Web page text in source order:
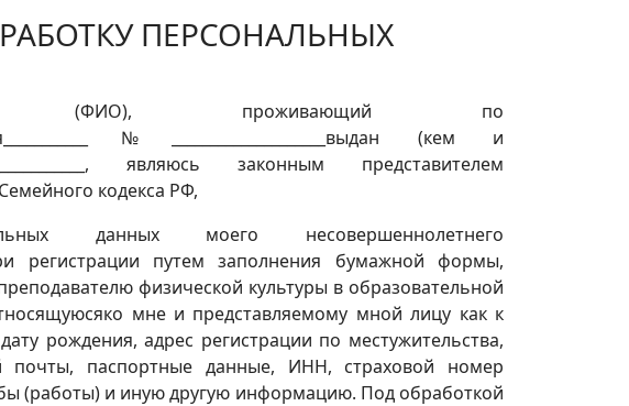
ПЕРСОНАЛЬНЫХ
(ФИО), проживающий по
Серия___________№____________________выдан (кем и
являюсь законным представителем
Семейного кодекса РФ,
данных моего несовершеннолетнего
при регистрации путем заполнения бумажной формы,
физической культуры в образовательной
мне и представляемому мной лицу как к
рождения, адрес регистрации по местужительства,
почты, паспортные данные, ИНН, страховой номер
(работы) и иную другую информацию. Под обработкой